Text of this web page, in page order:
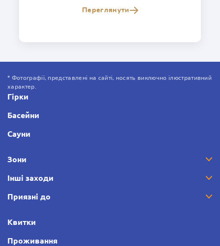
Переглянути
* Фотографії, представлені на сайті, носять виключно ілюстративний
характер.
Гірки
Басейни
Сауни
Зони
Інші заходи
Приязні до
Квитки
Проживання